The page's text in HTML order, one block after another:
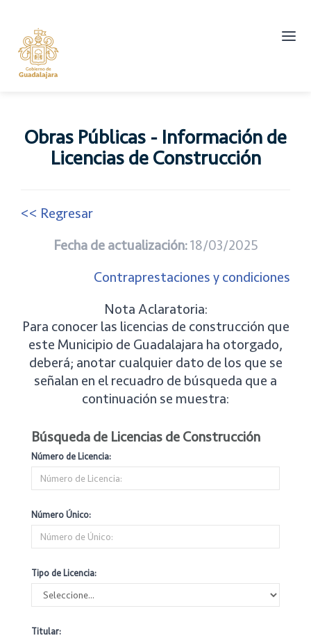
Abrir
Obras Públicas - Información de
Licencias de Construcción
<< Regresar
Fecha de actualización:18/03/2025
Contraprestaciones y condiciones
Nota Aclaratoria:
Para conocer las licencias de construcción que
este Municipio de Guadalajara ha otorgado,
deberá; anotar cualquier dato de los que se
señalan en el recuadro de búsqueda que a
continuación se muestra:
Búsqueda de Licencias de Construcción
Número de Licencia:
Número Único:
Tipo de Licencia:
Titular: